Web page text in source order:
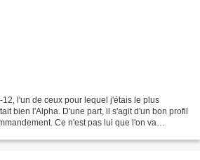
12, l'un de ceux pour lequel j'étais le plus
bien l'Alpha. D'une part, il s'agit d'un bon profil
Ce n'est pas lui que l'on va